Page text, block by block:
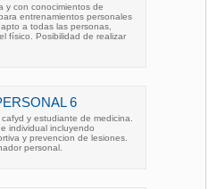
y con conocimientos de
entrenamientos personales
a todas las personas,
físico. Posibilidad de realizar
6
y estudiante de medicina.
individual incluyendo
y prevencion de lesiones.
personal.